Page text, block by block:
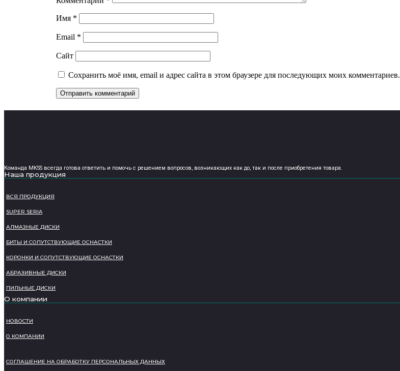
Имя *
Email *
Сайт
Сохранить моё имя, email и адрес сайта в этом браузере для последующих моих комментариев.
Команда MKSS всегда готова ответить и помочь с решением вопросов, возникающих как до, так и после приобретения товара.
Наша продукция
ВСЯ ПРОДУКЦИЯ
SUPER SERIA
АЛМАЗНЫЕ ДИСКИ
БИТЫ И СОПУТСТВУЮЩИЕ ОСНАСТКИ
КОРОНКИ И СОПУТСТВУЮЩИЕ ОСНАСТКИ
АБРАЗИВНЫЕ ДИСКИ
ПИЛЬНЫЕ ДИСКИ
О компании
НОВОСТИ
О КОМПАНИИ
СОГЛАШЕНИЕ НА ОБРАБОТКУ ПЕРСОНАЛЬНЫХ ДАННЫХ